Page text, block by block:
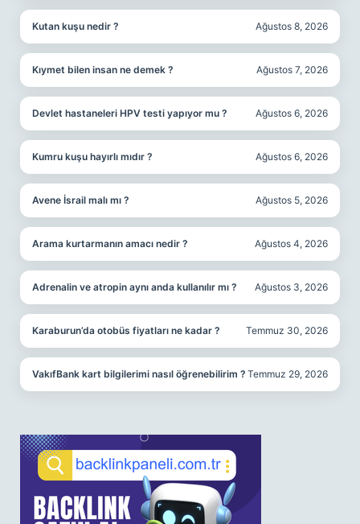
Kutan kuşu nedir ? Ağustos 8, 2026
Kıymet bilen insan ne demek ? Ağustos 7, 2026
Devlet hastaneleri HPV testi yapıyor mu ? Ağustos 6, 2026
Kumru kuşu hayırlı mıdır ? Ağustos 6, 2026
Avene İsrail malı mı ? Ağustos 5, 2026
Arama kurtarmanın amacı nedir ? Ağustos 4, 2026
Adrenalin ve atropin aynı anda kullanılır mı ? Ağustos 3, 2026
Karaburun’da otobüs fiyatları ne kadar ? Temmuz 30, 2026
VakıfBank kart bilgilerimi nasıl öğrenebilirim ? Temmuz 29, 2026